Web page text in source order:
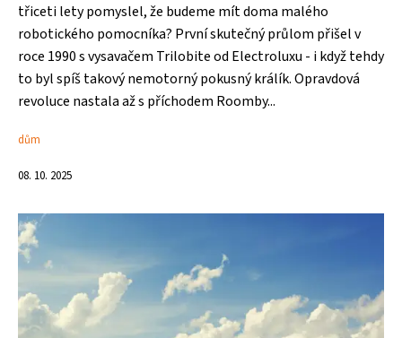
třiceti lety pomyslel, že budeme mít doma malého
robotického pomocníka? První skutečný průlom přišel v
roce 1990 s vysavačem Trilobite od Electroluxu - i když tehdy
to byl spíš takový nemotorný pokusný králík. Opravdová
revoluce nastala až s příchodem Roomby...
dům
08. 10. 2025